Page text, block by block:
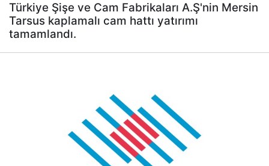
Türkiye Şişe ve Cam Fabrikaları A.Ş'nin Mersin
Tarsus kaplamalı cam hattı yatırımı
tamamlandı.